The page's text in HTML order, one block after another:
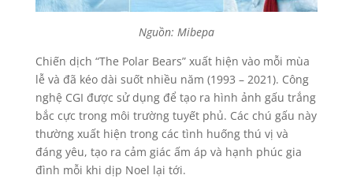
Nguồn: Mibepa
Chiến dịch “The Polar Bears” xuất hiện vào mỗi mùa
lễ và đã kéo dài suốt nhiều năm (1993 – 2021). Công
nghệ CGI được sử dụng để tạo ra hình ảnh gấu trắng
bắc cực trong môi trường tuyết phủ. Các chú gấu này
thường xuất hiện trong các tình huống thú vị và
đáng yêu, tạo ra cảm giác ấm áp và hạnh phúc gia
đình mỗi khi dịp Noel lại tới.